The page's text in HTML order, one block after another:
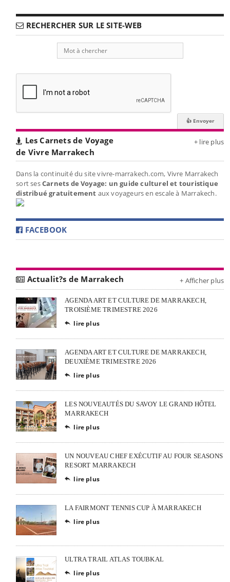
RECHERCHER SUR LE SITE-WEB
Les Carnets de Voyage
de Vivre Marrakech
+ lire plus
Dans la continuité du site vivre-marrakech.com, Vivre Marrakech
sort sesCarnets de Voyage: un guide culturel et touristique
distribué gratuitement aux voyageurs en escale à Marrakech.
FACEBOOK
Actualit?s de Marrakech + Afficher plus
AGENDA ART ET CULTURE DE MARRAKECH,
TROISIÈME TRIMESTRE 2026
 lire plus
AGENDA ART ET CULTURE DE MARRAKECH,
DEUXIÈME TRIMESTRE 2026
 lire plus
LES NOUVEAUTÉS DU SAVOY LE GRAND HÔTEL
MARRAKECH
 lire plus
UN NOUVEAU CHEF EXÉCUTIF AU FOUR SEASONS
RESORT MARRAKECH
 lire plus
LA FAIRMONT TENNIS CUP À MARRAKECH
 lire plus
ULTRA TRAIL ATLAS TOUBKAL
 lire plus